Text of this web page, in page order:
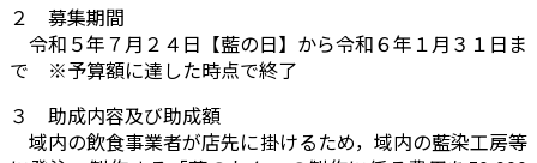
２ 募集期間
令和５年７月２４日【藍の日】から令和６年１月３１日ま
で ※予算額に達した時点で終了
３ 助成内容及び助成額
域内の飲食事業者が店先に掛けるため，域内の藍染工房等